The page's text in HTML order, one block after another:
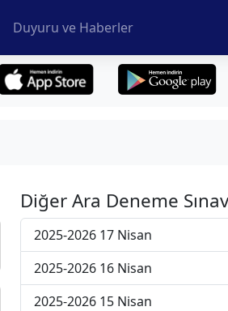
Duyuru ve Haberler
Diğer Ara Deneme
2025-2026 17 Nisan
2025-2026 16 Nisan
2025-2026 15 Nisan